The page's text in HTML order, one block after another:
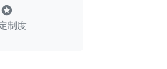
stars
制度